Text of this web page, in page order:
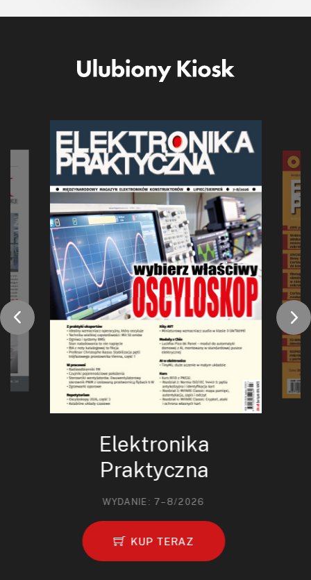
Elektronika
Praktyczna
WYDANIE: 7–8/2026
KUP TERAZ